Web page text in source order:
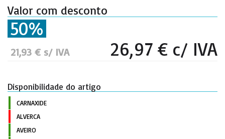
Valor com desconto
50%
21,93 € s/ IVA 26,97 € c/ IVA
Disponibilidade do artigo
CARNAXIDE
ALVERCA
AVEIRO